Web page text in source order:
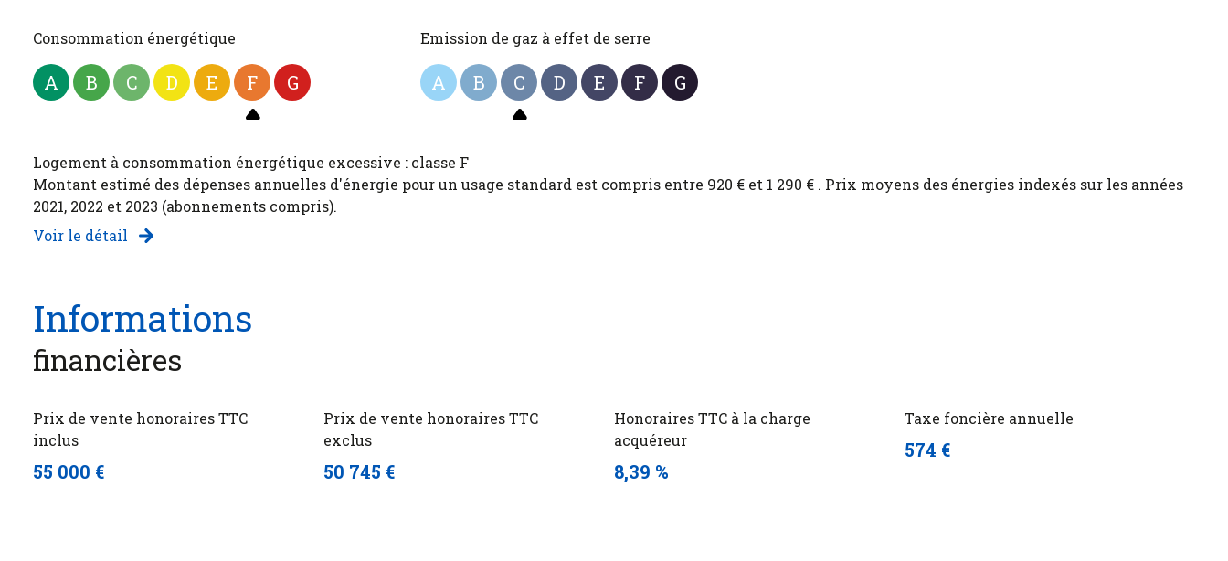
Consommation énergétique
A B C D E F G
Emission de gaz à effet de serre
A B C D E F G
Logement à consommation énergétique excessive : classe F
Montant estimé des dépenses annuelles d'énergie pour un usage standard est compris entre 920 € et 1 290 € . Prix moyens des énergies indexés sur les années
2021, 2022 et 2023 (abonnements compris).
Voir le détail
Informations
financières
Prix de vente honoraires TTC
inclus
55 000 €
Prix de vente honoraires TTC
exclus
50 745 €
Honoraires TTC à la charge
acquéreur
8,39 %
Taxe foncière annuelle
574 €